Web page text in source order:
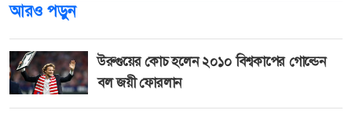
আরও পড়ুন
উরুগুয়ের কোচ হলেন ২০১০ বিশ্বকাপের গোল্ডেন
বল জয়ী ফোরলান